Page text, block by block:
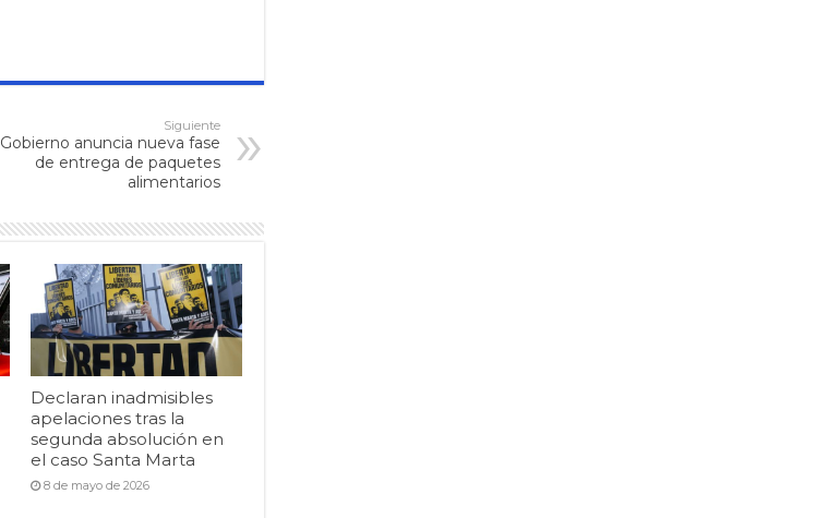
Siguiente
Gobierno anuncia nueva fase
de entrega de paquetes
alimentarios
Declaran inadmisibles
apelaciones tras la
segunda absolución en
el caso Santa Marta
8 de mayo de 2026